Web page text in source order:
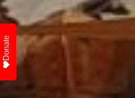
Donate